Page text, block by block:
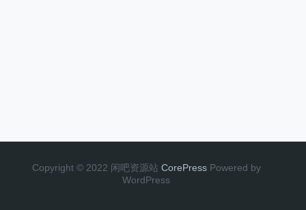
Copyright © 2022 闲吧资源站 CorePress Powered by
WordPress